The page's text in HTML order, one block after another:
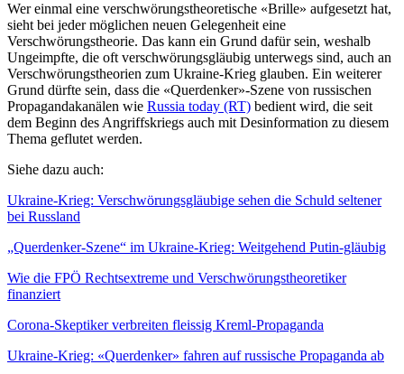
Wer einmal eine verschwörungstheoretische «Brille» aufgesetzt hat,
sieht bei jeder möglichen neuen Gelegenheit eine
Verschwörungstheorie. Das kann ein Grund dafür sein, weshalb
Ungeimpfte, die oft verschwörungsgläubig unterwegs sind, auch an
Verschwörungstheorien zum Ukraine-Krieg glauben. Ein weiterer
Grund dürfte sein, dass die «Querdenker»-Szene von russischen
Propagandakanälen wie Russia today (RT) bedient wird, die seit
dem Beginn des Angriffskriegs auch mit Desinformation zu diesem
Thema geflutet werden.
Siehe dazu auch:
Ukraine-Krieg: Verschwörungsgläubige sehen die Schuld seltener
bei Russland
„Querdenker-Szene“ im Ukraine-Krieg: Weitgehend Putin-gläubig
Wie die FPÖ Rechtsextreme und Verschwörungstheoretiker
finanziert
Corona-Skeptiker verbreiten fleissig Kreml-Propaganda
Ukraine-Krieg: «Querdenker» fahren auf russische Propaganda ab